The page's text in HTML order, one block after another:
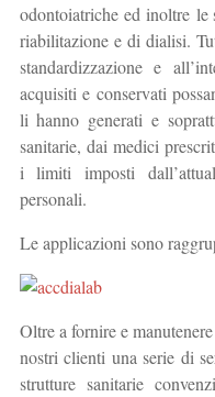
odontoiatriche ed inoltre
riabilitazione e di dialisi.
standardizzazione e
acquisiti e conservati
li hanno generati e
sanitarie, dai medici
i limiti imposti
personali.
Le applicazioni sono
Oltre a fornire e
nostri clienti una serie di
strutture sanitarie